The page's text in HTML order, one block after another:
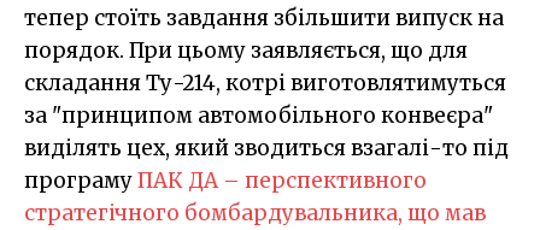
тепер стоїть завдання збільшити випуск на
порядок. При цьому заявляється, що для
складання Ту-214, котрі виготовлятимуться
за "принципом автомобільного конвеєра"
виділять цех, який зводиться взагалі-то під
програмуПАК ДА – перспективного
стратегічного бомбардувальника, що мав